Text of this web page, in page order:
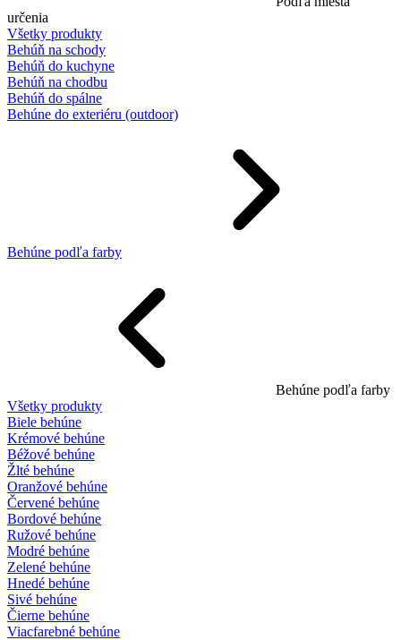
určenia
Všetky produkty
Behúň na schody
Behúň do kuchyne
Behúň na chodbu
Behúň do spálne
Behúne do exteriéru (outdoor)
Behúne podľa farby
Behúne podľa farby
Všetky produkty
Biele behúne
Krémové behúne
Béžové behúne
Žlté behúne
Oranžové behúne
Červené behúne
Bordové behúne
Ružové behúne
Modré behúne
Zelené behúne
Hnedé behúne
Sivé behúne
Čierne behúne
Viacfarebné behúne